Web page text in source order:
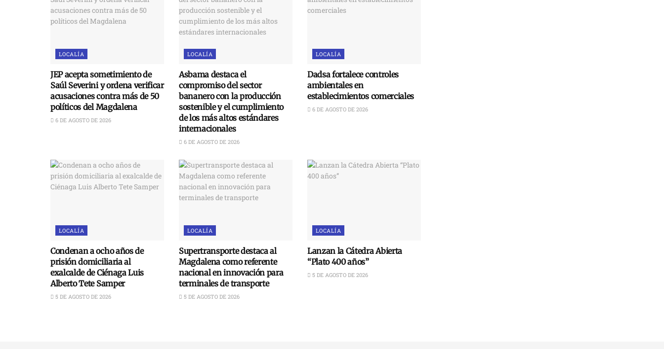
LOCALÍA
JEP acepta sometimiento de
Saúl Severini y ordena verificar
acusaciones contra más de 50
políticos del Magdalena
6 DE AGOSTO DE 2026
LOCALÍA
Asbama destaca el
compromiso del sector
bananero con la producción
sostenible y el cumplimiento
de los más altos estándares
internacionales
6 DE AGOSTO DE 2026
LOCALÍA
Dadsa fortalece controles
ambientales en
establecimientos comerciales
6 DE AGOSTO DE 2026
LOCALÍA
Condenan a ocho años de
prisión domiciliaria al
exalcalde de Ciénaga Luis
Alberto Tete Samper
5 DE AGOSTO DE 2026
LOCALÍA
Supertransporte destaca al
Magdalena como referente
nacional en innovación para
terminales de transporte
5 DE AGOSTO DE 2026
LOCALÍA
Lanzan la Cátedra Abierta
“Plato 400 años”
5 DE AGOSTO DE 2026